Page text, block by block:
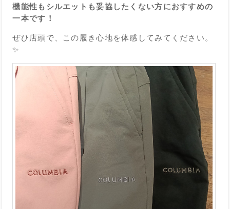
機能性もシルエットも妥協したくない方におすすめの
一本です！
ぜひ店頭で、この履き心地を体感してみてください。
✨